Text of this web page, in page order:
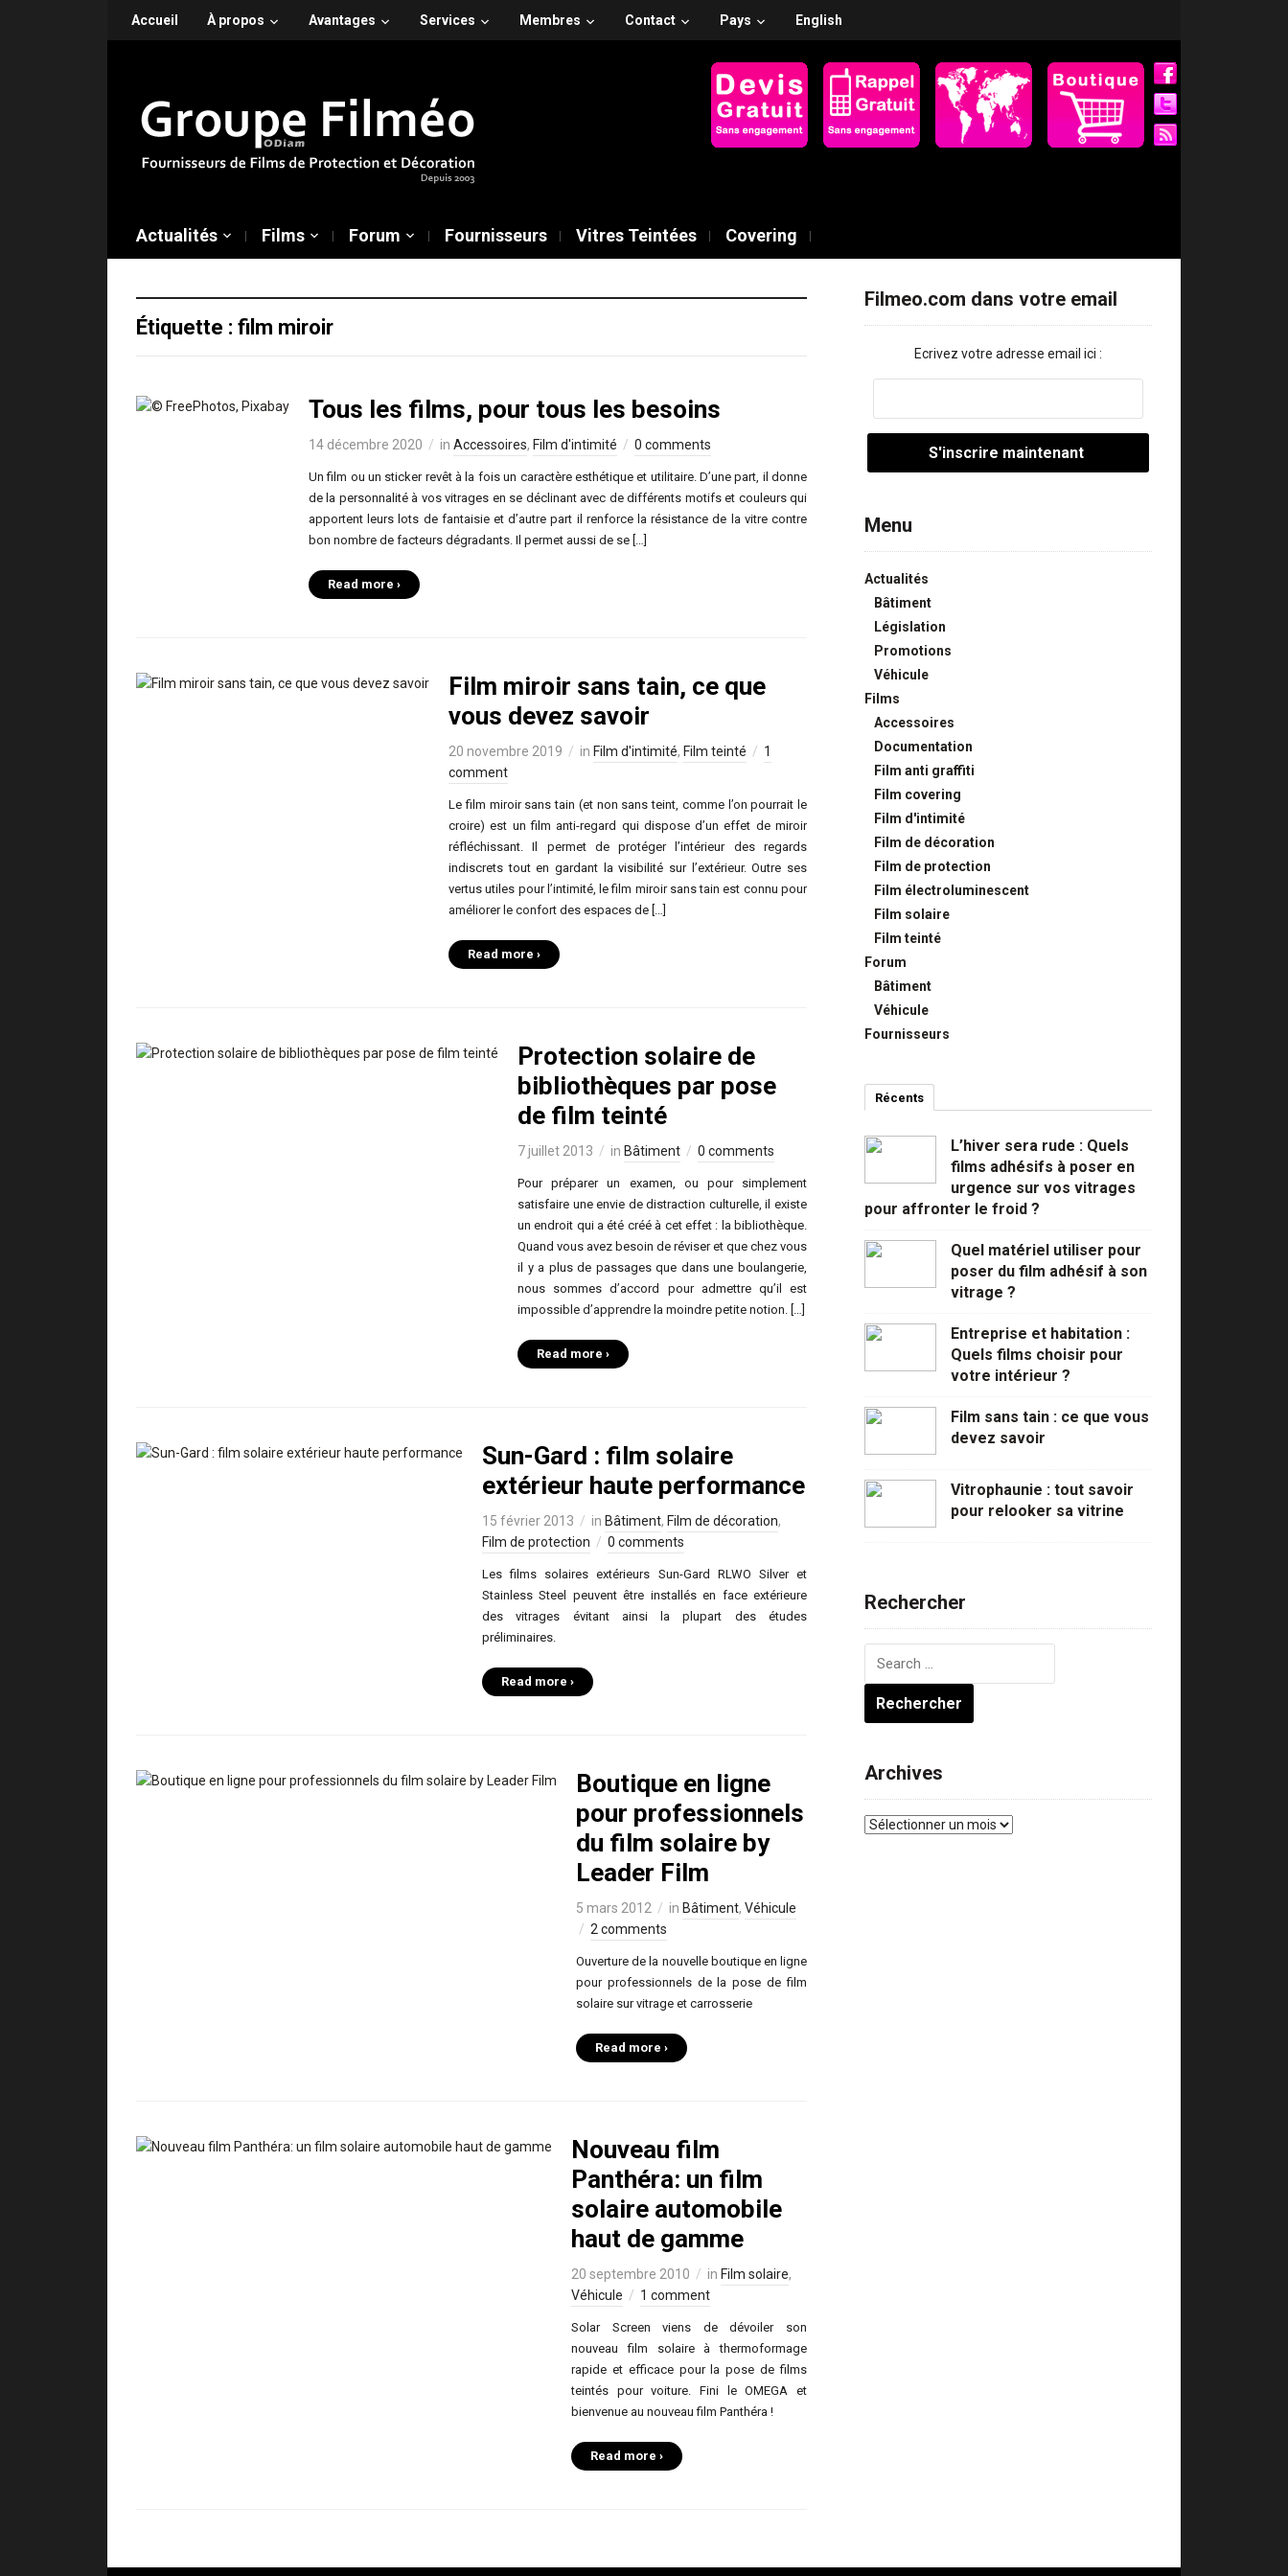
Accueil À propos Avantages Services Membres Contact Pays English
Actualités Films Forum Fournisseurs Vitres Teintées Covering
Étiquette : film miroir
Tous les films, pour tous les besoins
14 décembre 2020 in Accessoires, Film d'intimité 0 comments
Un film ou un sticker revêt à la fois un caractère esthétique et utilitaire. D’une part, il donne
de la personnalité à vos vitrages en se déclinant avec de différents motifs et couleurs qui
apportent leurs lots de fantaisie et d’autre part il renforce la résistance de la vitre contre
bon nombre de facteurs dégradants. Il permet aussi de se […]
Read more ›
Film miroir sans tain, ce que
vous devez savoir
20 novembre 2019 in Film d'intimité, Film teinté
1
comment
Le film miroir sans tain (et non sans teint, comme l’on pourrait le
croire) est un film anti-regard qui dispose d’un effet de miroir
réfléchissant. Il permet de protéger l’intérieur des regards
indiscrets tout en gardant la visibilité sur l’extérieur. Outre ses
vertus utiles pour l’intimité, le film miroir sans tain est connu pour
améliorer le confort des espaces de […]
Read more ›
Protection solaire de
bibliothèques par pose
de film teinté
7 juillet 2013 in Bâtiment 0 comments
Pour préparer un examen, ou pour simplement
satisfaire une envie de distraction culturelle, il existe
un endroit qui a été créé à cet effet : la bibliothèque.
Quand vous avez besoin de réviser et que chez vous
il y a plus de passages que dans une boulangerie,
nous sommes d’accord pour admettre qu’il est
impossible d’apprendre la moindre petite notion. […]
Read more ›
Sun-Gard : film solaire
extérieur haute performance
15 février 2013 in Bâtiment, Film de décoration,
Film de protection
0 comments
Les films solaires extérieurs Sun-Gard RLWO Silver et
Stainless Steel peuvent être installés en face extérieure
des vitrages évitant ainsi la plupart des études
préliminaires.
Read more ›
Boutique en ligne
pour professionnels
du film solaire by
Leader Film
5 mars 2012 in Bâtiment, Véhicule
2 comments
Ouverture de la nouvelle boutique en ligne
pour professionnels de la pose de film
solaire sur vitrage et carrosserie
Read more ›
Nouveau film
Panthéra: un film
solaire automobile
haut de gamme
20 septembre 2010 in Film solaire,
Véhicule
1 comment
Solar Screen viens de dévoiler son
nouveau film solaire à thermoformage
rapide et efficace pour la pose de films
teintés pour voiture. Fini le OMEGA et
bienvenue au nouveau film Panthéra !
Read more ›
Filmeo.com dans votre email
Ecrivez votre adresse email ici :
Menu
Actualités
Bâtiment
Législation
Promotions
Véhicule
Films
Accessoires
Documentation
Film anti graffiti
Film covering
Film d'intimité
Film de décoration
Film de protection
Film électroluminescent
Film solaire
Film teinté
Forum
Bâtiment
Véhicule
Fournisseurs
Récents
L’hiver sera rude : Quels
films adhésifs à poser en
urgence sur vos vitrages
pour affronter le froid ?
Quel matériel utiliser pour
poser du film adhésif à son
vitrage ?
Entreprise et habitation :
Quels films choisir pour
votre intérieur ?
Film sans tain : ce que vous
devez savoir
Vitrophaunie : tout savoir
pour relooker sa vitrine
Rechercher
Archives
Archives